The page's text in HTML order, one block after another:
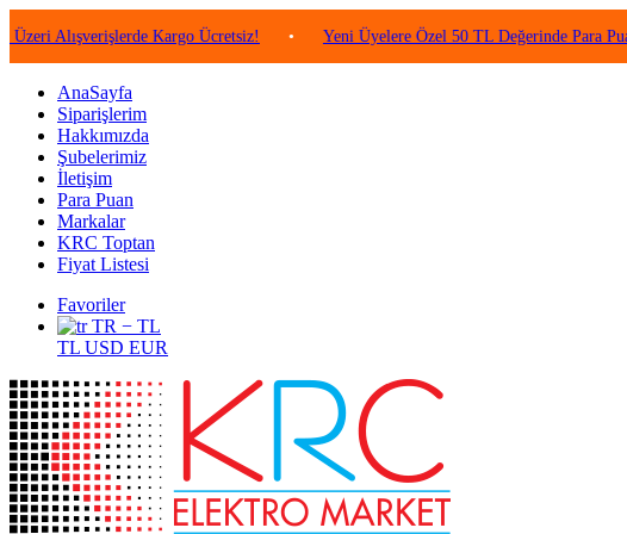
Kargo Ücretsiz! • Yeni Üyelere Özel 50 TL Değerinde Para Puan!
AnaSayfa
Siparişlerim
Hakkımızda
Şubelerimiz
İletişim
Para Puan
Markalar
KRC Toptan
Fiyat Listesi
Favoriler
TR − TL
TL USD EUR